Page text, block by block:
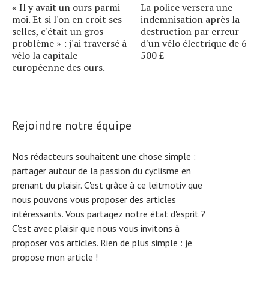
« Il y avait un ours parmi
moi. Et si l'on en croit ses
selles, c'était un gros
problème » : j'ai traversé à
vélo la capitale
européenne des ours.
La police versera une
indemnisation après la
destruction par erreur
d'un vélo électrique de 6
500 £
Rejoindre notre équipe
Nos rédacteurs souhaitent une chose simple :
partager autour de la passion du cyclisme en
prenant du plaisir. C'est grâce à ce leitmotiv que
nous pouvons vous proposer des articles
intéressants. Vous partagez notre état d'esprit ?
C'est avec plaisir que nous vous invitons à
proposer vos articles. Rien de plus simple : je
propose mon article !